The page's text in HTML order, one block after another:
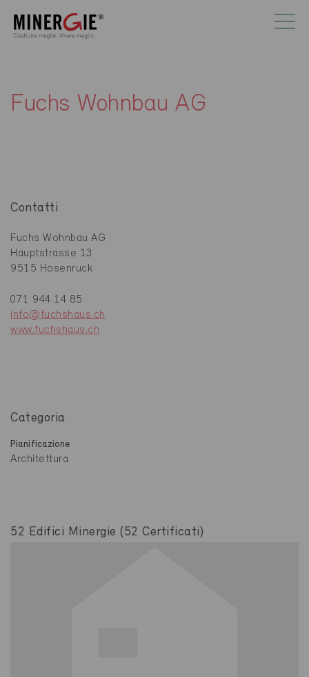
Fuchs Wohnbau AG
Contatti
Fuchs Wohnbau AG
Hauptstrasse 13
9515 Hosenruck
071 944 14 85
info@fuchshaus.ch
www.fuchshaus.ch
Categoria
Pianificazione
Architettura
52 Edifici Minergie (52 Certificati)